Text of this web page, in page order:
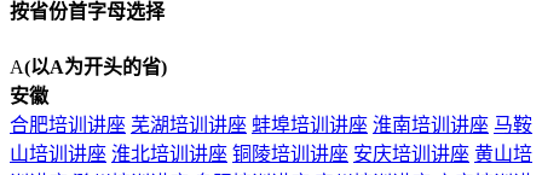
按省份首字母选择
A(以A为开头的省)
安徽
合肥培训讲座 芜湖培训讲座 蚌埠培训讲座 淮南培训讲座 马鞍
山培训讲座 淮北培训讲座 铜陵培训讲座 安庆培训讲座 黄山培